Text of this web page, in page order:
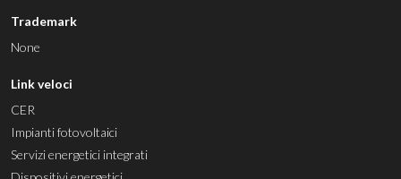
Trademark
None
Link veloci
CER
Impianti fotovoltaici
Servizi energetici integrati